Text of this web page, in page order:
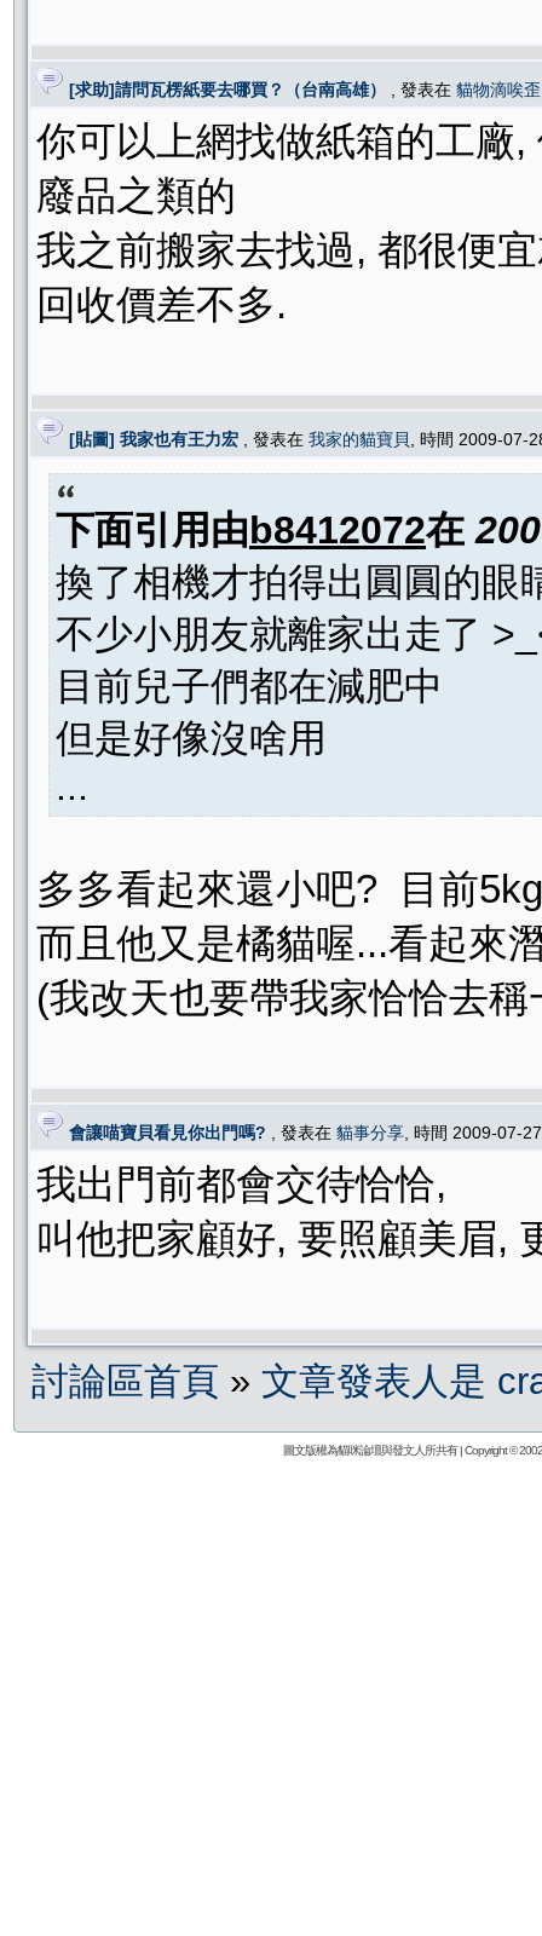
[求助]請問瓦楞紙要去哪買？（台南高雄） , 發表在 貓物滴唉歪
你可以上網找做紙箱的工廠
廢品之類的
我之前搬家去找過, 都很便
回收價差不多.
[貼圖] 我家也有王力宏 , 發表在 我家的貓寶貝 , 時間 2009-07-
下面引用由b8412072在
換了相機才拍得出圓圓的眼
不少小朋友就離家出走了
目前兒子們都在減肥中
但是好像沒啥用
...
多多看起來還小吧? 目前
而且他又是橘貓喔...看起來
(我改天也要帶我家恰恰去
會讓喵寶貝看見你出門嗎? , 發表在 貓事分享 , 時間 2009-07-
我出門前都會交待恰恰,
叫他把家顧好, 要照顧美眉,
討論區首頁 » 文章發表人是
圖文版權為貓咪論壇與發文人所共有 | Copyright ©